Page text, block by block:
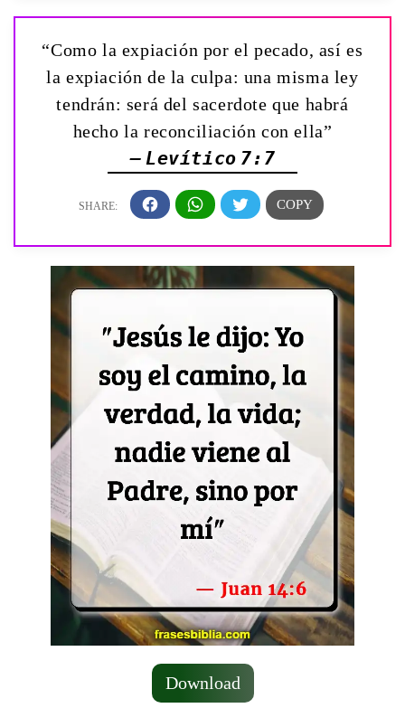
“Como la expiación por el pecado, así es
la expiación de la culpa: una misma ley
tendrán: será del sacerdote que habrá
hecho la reconciliación con ella”
— Levítico 7:7
Download